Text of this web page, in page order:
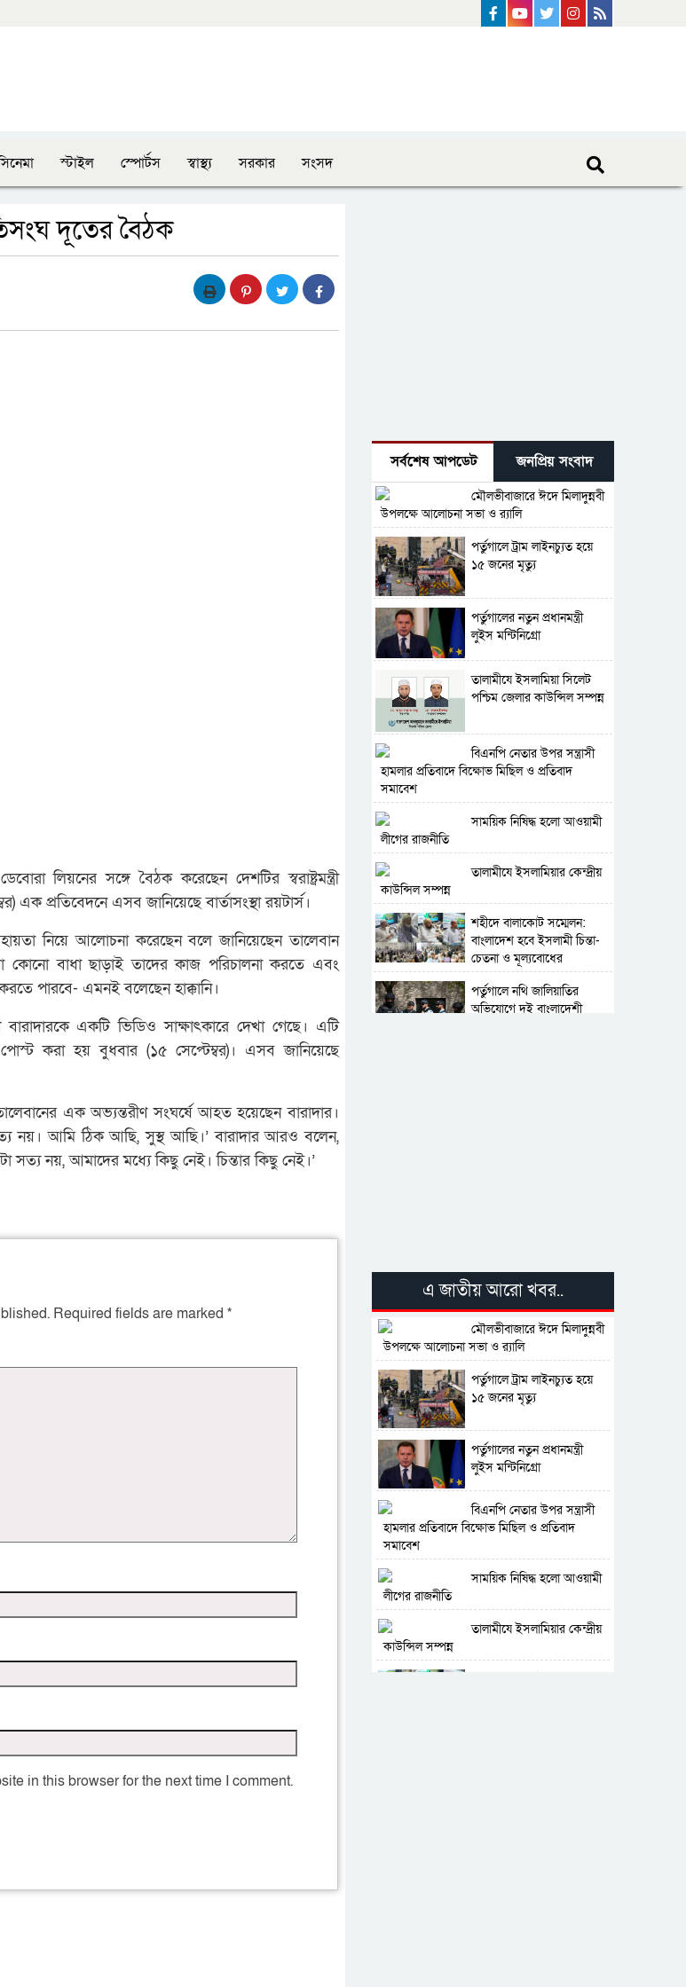
instagram
Twitter
Youtube
Facebook
স্টাইল স্পোর্টস স্বাস্থ্য সরকার সংসদ
দূতের বৈঠক
লিয়নের সঙ্গে বৈঠক করেছেন দেশটির স্বরাষ্ট্রমন্ত্রী
এক প্রতিবেদনে এসব জানিয়েছে বার্তাসংস্থা রয়টার্স।
নিয়ে আলোচনা করেছেন বলে জানিয়েছেন তালেবান
কোনো বাধা ছাড়াই তাদের কাজ পরিচালনা করতে এবং
পারবে- এমনই বলেছেন হাক্কানি।
একটি ভিডিও সাক্ষাৎকারে দেখা গেছে। এটি
করা হয় বুধবার (১৫ সেপ্টেম্বর)। এসব জানিয়েছে
এক অভ্যন্তরীণ সংঘর্ষে আহত হয়েছেন বারাদার।
নয়। আমি ঠিক আছি, সুস্থ আছি।’ বারাদার আরও বলেন,
সত্য নয়, আমাদের মধ্যে কিছু নেই। চিন্তার কিছু নেই।’
Required fields are marked *
in this browser for the next time I comment.
সর্বশেষ আপডেট জনপ্রিয় সংবাদ
মৌলভীবাজারে ঈদে মিলাদুন্নবী
উপলক্ষে আলোচনা সভা ও র‍্যালি
পর্তুগালে ট্রাম লাইনচ্যুত হয়ে
১৫ জনের মৃত্যু
পর্তুগালের নতুন প্রধানমন্ত্রী
লুইস মন্টিনিগ্রো
‎তালামীযে ইসলামিয়া সিলেট
পশ্চিম জেলার কাউন্সিল সম্পন্ন
বিএনপি নেতার উপর সন্ত্রাসী
হামলার প্রতিবাদে বিক্ষোভ মিছিল ও প্রতিবাদ
সমাবেশ
সাময়িক নিষিদ্ধ হলো আওয়ামী
লীগের রাজনীতি
‎তালামীযে ইসলামিয়ার কেন্দ্রীয়
কাউন্সিল সম্পন্ন
শহীদে বালাকোট সম্মেলন:
বাংলাদেশ হবে ইসলামী চিন্তা-
চেতনা ও মূল্যবোধের
পর্তুগালে নথি জালিয়াতির
অভিযোগে দুই বাংলাদেশী
এ জাতীয় আরো খবর..
মৌলভীবাজারে ঈদে মিলাদুন্নবী
উপলক্ষে আলোচনা সভা ও র‍্যালি
পর্তুগালে ট্রাম লাইনচ্যুত হয়ে
১৫ জনের মৃত্যু
পর্তুগালের নতুন প্রধানমন্ত্রী
লুইস মন্টিনিগ্রো
বিএনপি নেতার উপর সন্ত্রাসী
হামলার প্রতিবাদে বিক্ষোভ মিছিল ও প্রতিবাদ
সমাবেশ
সাময়িক নিষিদ্ধ হলো আওয়ামী
লীগের রাজনীতি
‎তালামীযে ইসলামিয়ার কেন্দ্রীয়
কাউন্সিল সম্পন্ন